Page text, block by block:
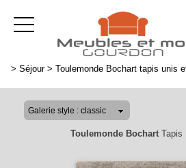
> Séjour> Toulemonde Bochart tapis unis
Toulemonde BochartTapis